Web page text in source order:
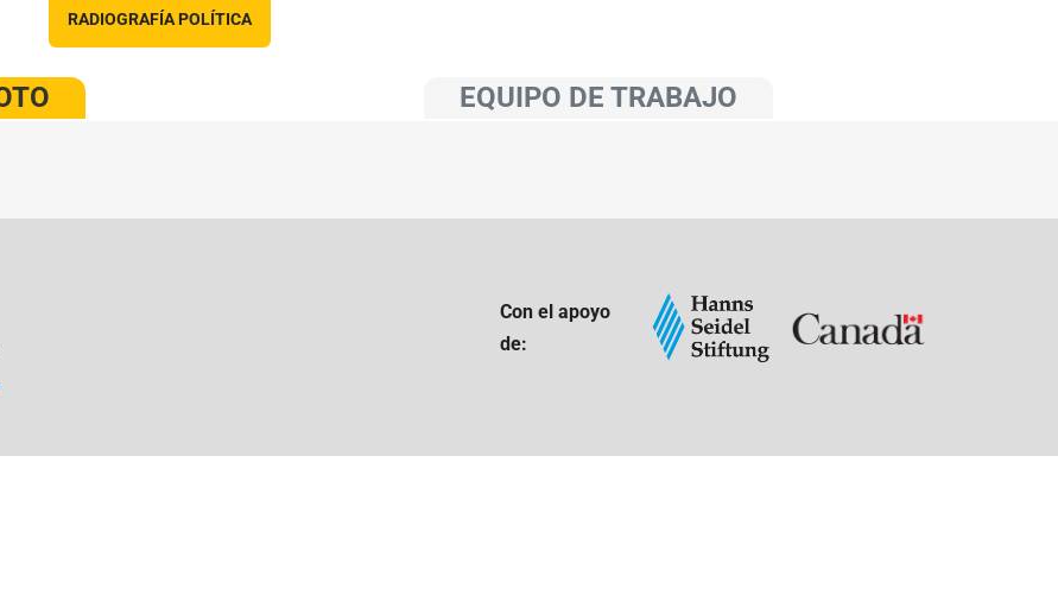
RADIOGRAFÍA POLÍTICA
EQUIPO DE TRABAJO
Con el apoyo
de: